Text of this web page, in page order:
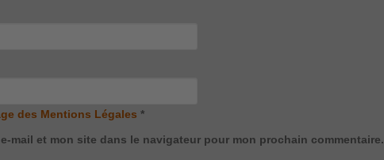
des Mentions Légales *
mail et mon site dans le navigateur pour mon prochain commentaire.